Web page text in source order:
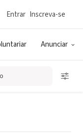
Anunciar
Entrar Inscreva-se
for